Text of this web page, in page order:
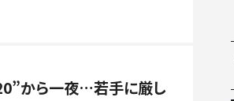
から一夜…若手に厳し